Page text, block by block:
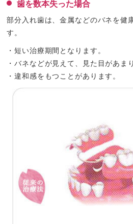
歯を数本失った場合
部分入れ歯は、金属などのバネを健
す。
・短い治療期間となります。
・バネなどが見えて、見た目があま
・違和感をもつことがあります。